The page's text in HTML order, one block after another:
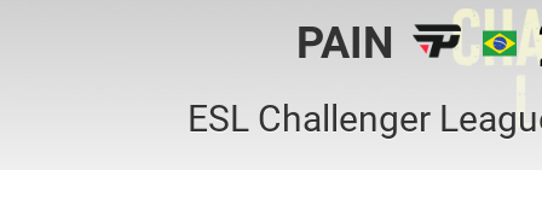
PAIN
ESL Challenger